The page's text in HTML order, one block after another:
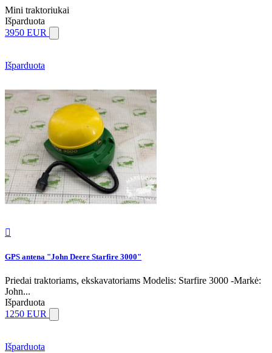
Mini traktoriukai
Išparduota
3950 EUR
Išparduota

GPS antena "John Deere Starfire 3000"
Priedai traktoriams, ekskavatoriams Modelis: Starfire 3000 -Markė:
John...
Išparduota
1250 EUR
Išparduota